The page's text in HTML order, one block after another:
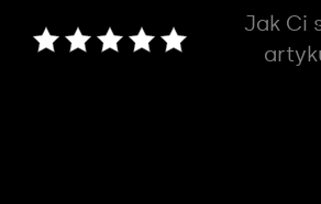
Jak Ci